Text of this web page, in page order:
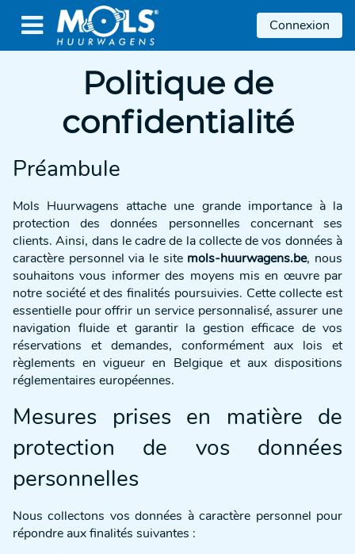
 Connexion
Politique de
confidentialité
Préambule
Mols Huurwagens attache une grande importance à la
protection des données personnelles concernant ses
clients. Ainsi, dans le cadre de la collecte de vos données à
caractère personnel via le site mols-huurwagens.be, nous
souhaitons vous informer des moyens mis en œuvre par
notre société et des finalités poursuivies. Cette collecte est
essentielle pour offrir un service personnalisé, assurer une
navigation fluide et garantir la gestion efficace de vos
réservations et demandes, conformément aux lois et
règlements en vigueur en Belgique et aux dispositions
réglementaires européennes.
Mesures prises en matière de
protection de vos données
personnelles
Nous collectons vos données à caractère personnel pour
répondre aux finalités suivantes :